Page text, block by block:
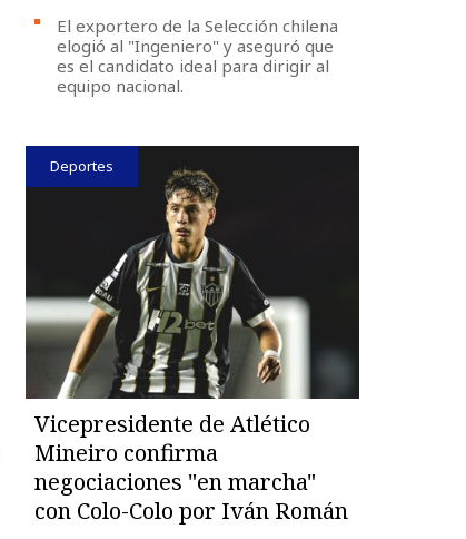
El exportero de la Selección chilena
elogió al "Ingeniero" y aseguró que
es el candidato ideal para dirigir al
equipo nacional.
Deportes
Vicepresidente de Atlético
Mineiro confirma
negociaciones "en marcha"
con Colo-Colo por Iván Román